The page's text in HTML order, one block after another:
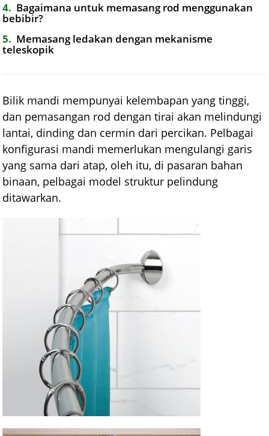
4
Bagaimana untuk memasang rod menggunakan
bebibir?
5
Memasang ledakan dengan mekanisme
teleskopik
Bilik mandi mempunyai kelembapan yang tinggi,
dan pemasangan rod dengan tirai akan melindungi
lantai, dinding dan cermin dari percikan. Pelbagai
konfigurasi mandi memerlukan mengulangi garis
yang sama dari atap, oleh itu, di pasaran bahan
binaan, pelbagai model struktur pelindung
ditawarkan.